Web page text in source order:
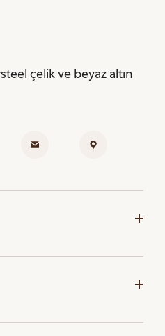
çelik ve beyaz altın
montaj işlemi
satın alınan tüm yeni